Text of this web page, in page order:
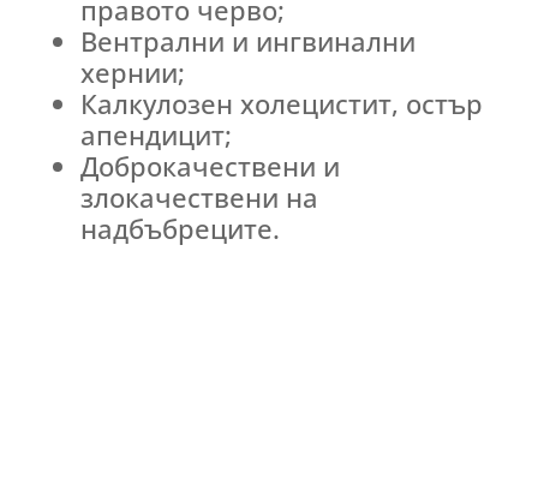
правото черво;
Вентрални и ингвинални
хернии;
Калкулозен холецистит, остър
апендицит;
Доброкачествени и
злокачествени на
надбъбреците.